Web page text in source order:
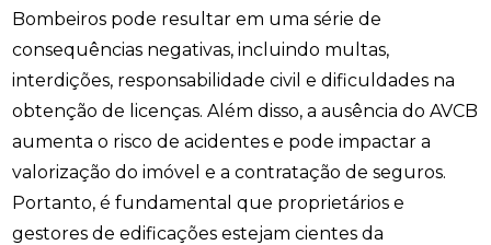
Bombeiros pode resultar em uma série de
consequências negativas, incluindo multas,
interdições, responsabilidade civil e dificuldades na
obtenção de licenças. Além disso, a ausência do AVCB
aumenta o risco de acidentes e pode impactar a
valorização do imóvel e a contratação de seguros.
Portanto, é fundamental que proprietários e
gestores de edificações estejam cientes da